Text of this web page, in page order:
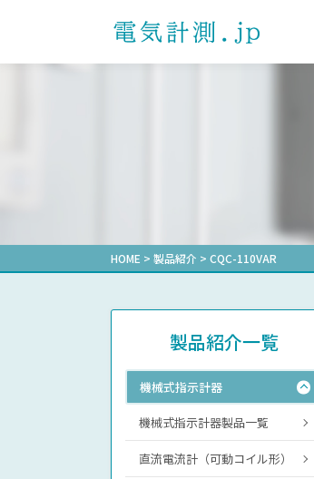
機械式デマンド計器
HOME > 製品紹介 > CQC-110VAR
製品紹介一覧
機械式指示計器
機械式指示計器製品一覧
直流電流計（可動コイル形）